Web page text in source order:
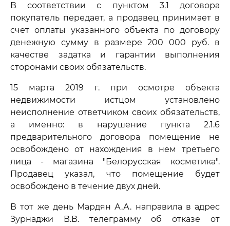
В соответствии с пунктом 3.1 договора
покупатель передает, а продавец принимает в
счет оплаты указанного объекта по договору
денежную сумму в размере 200 000 руб. в
качестве задатка и гарантии выполнения
сторонами своих обязательств.
15 марта 2019 г. при осмотре объекта
недвижимости истцом установлено
неисполнение ответчиком своих обязательств,
а именно: в нарушение пункта 2.1.6
предварительного договора помещение не
освобождено от нахождения в нем третьего
лица - магазина "Белорусская косметика".
Продавец указал, что помещение будет
освобождено в течение двух дней.
В тот же день Мардян А.А. направила в адрес
Зурнаджи В.В. телеграмму об отказе от